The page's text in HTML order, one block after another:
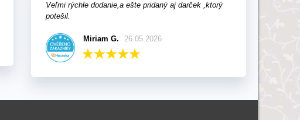
Veľmi rýchle dodanie,a ešte pridaný aj darček ,ktorý
potešil.
Miriam G. 26.05.2026